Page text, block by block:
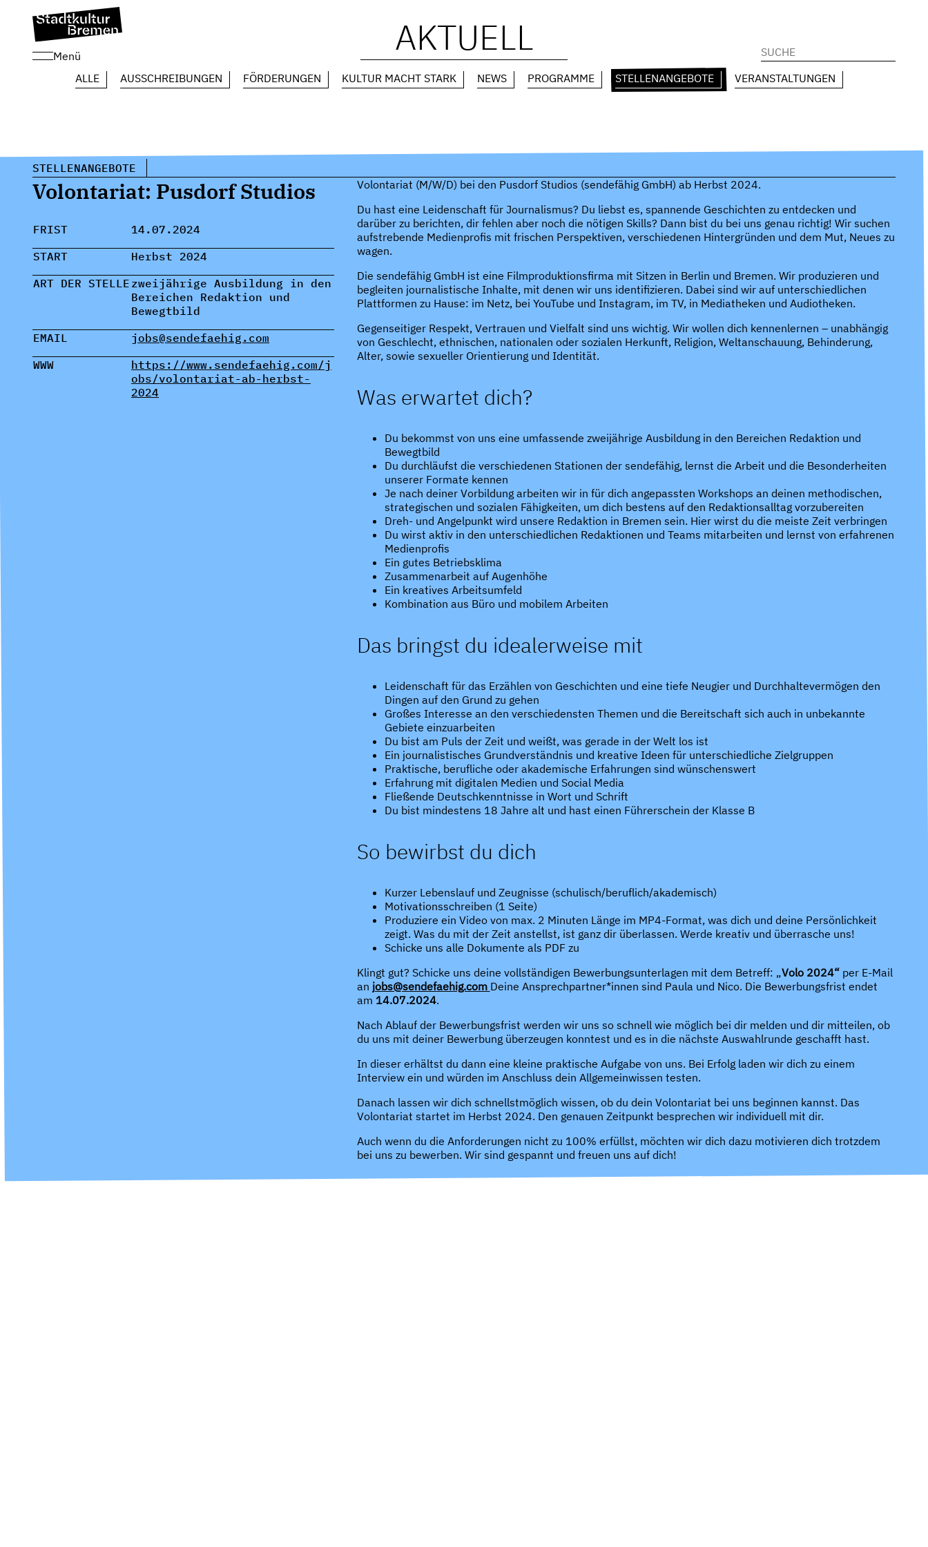
Menü
Suchen
nach:
AKTUELL
ALLE AUSSCHREIBUNGEN FÖRDERUNGEN KULTUR MACHT STARK NEWS PROGRAMME STELLENANGEBOTE VERANSTALTUNGEN
STELLENANGEBOTE
Volontariat: Pusdorf Studios
FRIST
14.07.2024
START
Herbst 2024
ART DER STELLE zweijährige Ausbildung in den
Bereichen Redaktion und
Bewegtbild
EMAIL
jobs@sendefaehig.com
WWW
https://www.sendefaehig.com/j
obs/volontariat-ab-herbst-
2024
Volontariat (M/W/D) bei den Pusdorf Studios (sendefähig GmbH) ab Herbst 2024.
Du hast eine Leidenschaft für Journalismus? Du liebst es, spannende Geschichten zu entdecken und
darüber zu berichten, dir fehlen aber noch die nötigen Skills? Dann bist du bei uns genau richtig! Wir suchen
aufstrebende Medienprofis mit frischen Perspektiven, verschiedenen Hintergründen und dem Mut, Neues zu
wagen.
Die sendefähig GmbH ist eine Filmproduktionsfirma mit Sitzen in Berlin und Bremen. Wir produzieren und
begleiten journalistische Inhalte, mit denen wir uns identifizieren. Dabei sind wir auf unterschiedlichen
Plattformen zu Hause: im Netz, bei YouTube und Instagram, im TV, in Mediatheken und Audiotheken.
Gegenseitiger Respekt, Vertrauen und Vielfalt sind uns wichtig. Wir wollen dich kennenlernen – unabhängig
von Geschlecht, ethnischen, nationalen oder sozialen Herkunft, Religion, Weltanschauung, Behinderung,
Alter, sowie sexueller Orientierung und Identität.
Was erwartet dich?
Du bekommst von uns eine umfassende zweijährige Ausbildung in den Bereichen Redaktion und
Bewegtbild
Du durchläufst die verschiedenen Stationen der sendefähig, lernst die Arbeit und die Besonderheiten
unserer Formate kennen
Je nach deiner Vorbildung arbeiten wir in für dich angepassten Workshops an deinen methodischen,
strategischen und sozialen Fähigkeiten, um dich bestens auf den Redaktionsalltag vorzubereiten
Dreh- und Angelpunkt wird unsere Redaktion in Bremen sein. Hier wirst du die meiste Zeit verbringen
Du wirst aktiv in den unterschiedlichen Redaktionen und Teams mitarbeiten und lernst von erfahrenen
Medienprofis
Ein gutes Betriebsklima
Zusammenarbeit auf Augenhöhe
Ein kreatives Arbeitsumfeld
Kombination aus Büro und mobilem Arbeiten
Das bringst du idealerweise mit
Leidenschaft für das Erzählen von Geschichten und eine tiefe Neugier und Durchhaltevermögen den
Dingen auf den Grund zu gehen
Großes Interesse an den verschiedensten Themen und die Bereitschaft sich auch in unbekannte
Gebiete einzuarbeiten
Du bist am Puls der Zeit und weißt, was gerade in der Welt los ist
Ein journalistisches Grundverständnis und kreative Ideen für unterschiedliche Zielgruppen
Praktische, berufliche oder akademische Erfahrungen sind wünschenswert
Erfahrung mit digitalen Medien und Social Media
Fließende Deutschkenntnisse in Wort und Schrift
Du bist mindestens 18 Jahre alt und hast einen Führerschein der Klasse B
So bewirbst du dich
Kurzer Lebenslauf und Zeugnisse (schulisch/beruflich/akademisch)
Motivationsschreiben (1 Seite)
Produziere ein Video von max. 2 Minuten Länge im MP4-Format, was dich und deine Persönlichkeit
zeigt. Was du mit der Zeit anstellst, ist ganz dir überlassen. Werde kreativ und überrasche uns!
Schicke uns alle Dokumente als PDF zu
Klingt gut? Schicke uns deine vollständigen Bewerbungsunterlagen mit dem Betreff: „Volo 2024“per E-Mail
an jobs@sendefaehig.com Deine Ansprechpartner*innen sind Paula und Nico. Die Bewerbungsfrist endet
am 14.07.2024.
Nach Ablauf der Bewerbungsfrist werden wir uns so schnell wie möglich bei dir melden und dir mitteilen, ob
du uns mit deiner Bewerbung überzeugen konntest und es in die nächste Auswahlrunde geschafft hast.
In dieser erhältst du dann eine kleine praktische Aufgabe von uns. Bei Erfolg laden wir dich zu einem
Interview ein und würden im Anschluss dein Allgemeinwissen testen.
Danach lassen wir dich schnellstmöglich wissen, ob du dein Volontariat bei uns beginnen kannst. Das
Volontariat startet im Herbst 2024. Den genauen Zeitpunkt besprechen wir individuell mit dir.
Auch wenn du die Anforderungen nicht zu 100% erfüllst, möchten wir dich dazu motivieren dich trotzdem
bei uns zu bewerben. Wir sind gespannt und freuen uns auf dich!